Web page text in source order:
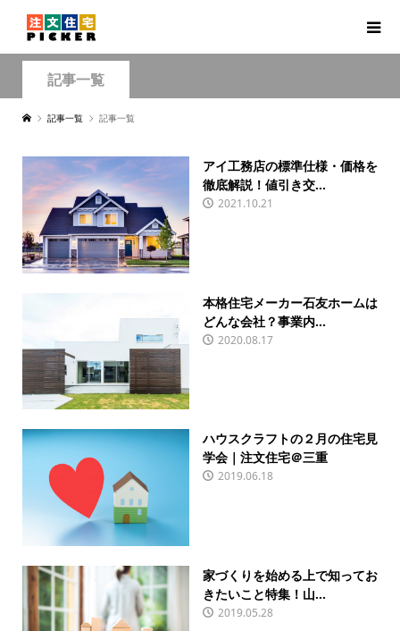
記事一覧
記事一覧 記事一覧
アイ工務店の標準仕様・価格を
徹底解説！値引き交...
2021.10.21
本格住宅メーカー石友ホームは
どんな会社？事業内...
2020.08.17
ハウスクラフトの２月の住宅見
学会｜注文住宅＠三重
2019.06.18
家づくりを始める上で知ってお
きたいこと特集！山...
2019.05.28